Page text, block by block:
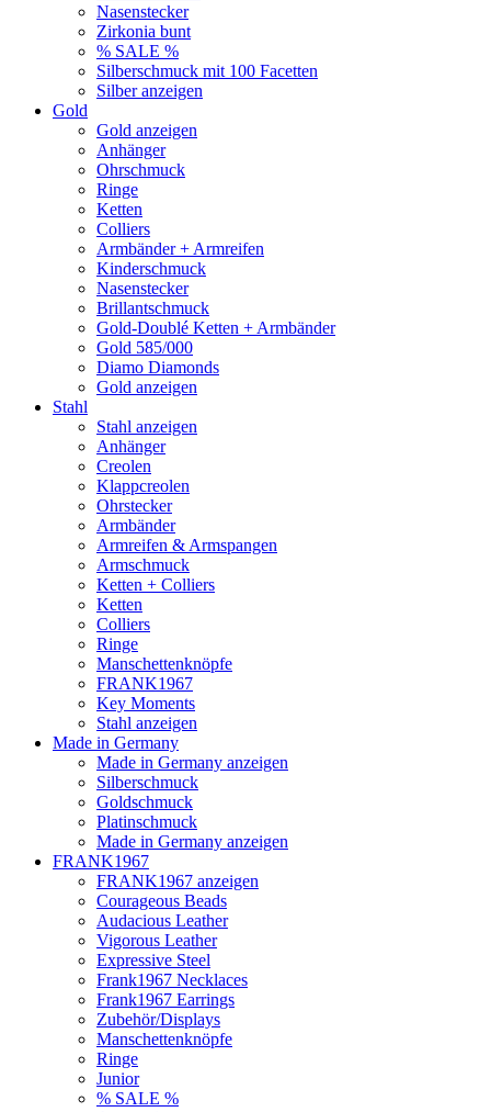
Nasenstecker
Zirkonia bunt
% SALE %
Silberschmuck mit 100 Facetten
Silber anzeigen
Gold
Gold anzeigen
Anhänger
Ohrschmuck
Ringe
Ketten
Colliers
Armbänder + Armreifen
Kinderschmuck
Nasenstecker
Brillantschmuck
Gold-Doublé Ketten + Armbänder
Gold 585/000
Diamo Diamonds
Gold anzeigen
Stahl
Stahl anzeigen
Anhänger
Creolen
Klappcreolen
Ohrstecker
Armbänder
Armreifen & Armspangen
Armschmuck
Ketten + Colliers
Ketten
Colliers
Ringe
Manschettenknöpfe
FRANK1967
Key Moments
Stahl anzeigen
Made in Germany
Made in Germany anzeigen
Silberschmuck
Goldschmuck
Platinschmuck
Made in Germany anzeigen
FRANK1967
FRANK1967 anzeigen
Courageous Beads
Audacious Leather
Vigorous Leather
Expressive Steel
Frank1967 Necklaces
Frank1967 Earrings
Zubehör/Displays
Manschettenknöpfe
Ringe
Junior
% SALE %